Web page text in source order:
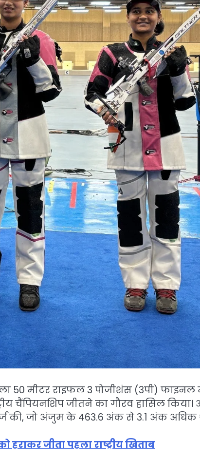
50 मीटर राइफल 3 पोजीशंस (3पी) फाइनल
चैंपियनशिप जीतने का गौरव हासिल किया।
की, जो अंजुम के 463.6 अंक से 3.1 अंक अधिक
हराकर जीता पहला राष्ट्रीय खिताब